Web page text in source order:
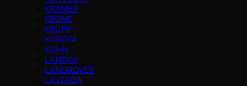
KRAMER
KRONE
KRUPP
KUBOTA
KUHN
LANDINI
LANDROVER
LAVERDA